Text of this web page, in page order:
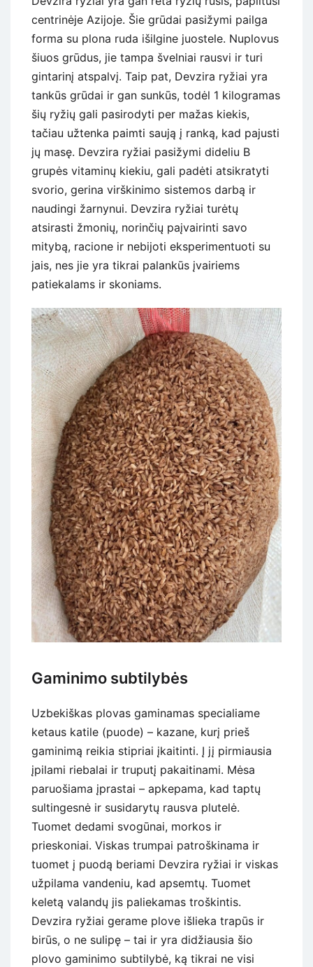
centrinėje Azijoje. Šie grūdai pasižymi pailga
forma su plona ruda išilgine juostele. Nuplovus
šiuos grūdus, jie tampa švelniai rausvi ir turi
gintarinį atspalvį. Taip pat, Devzira ryžiai yra
tankūs grūdai ir gan sunkūs, todėl 1 kilogramas
šių ryžių gali pasirodyti per mažas kiekis,
tačiau užtenka paimti saują į ranką, kad pajusti
jų masę. Devzira ryžiai pasižymi dideliu B
grupės vitaminų kiekiu, gali padėti atsikratyti
svorio, gerina virškinimo sistemos darbą ir
naudingi žarnynui. Devzira ryžiai turėtų
atsirasti žmonių, norinčių paįvairinti savo
mitybą, racione ir nebijoti eksperimentuoti su
jais, nes jie yra tikrai palankūs įvairiems
patiekalams ir skoniams.
Gaminimo subtilybės
Uzbekiškas plovas gaminamas specialiame
ketaus katile (puode) – kazane, kurį prieš
gaminimą reikia stipriai įkaitinti. Į jį pirmiausia
įpilami riebalai ir truputį pakaitinami. Mėsa
paruošiama įprastai – apkepama, kad taptų
sultingesnė ir susidarytų rausva plutelė.
Tuomet dedami svogūnai, morkos ir
prieskoniai. Viskas trumpai patroškinama ir
tuomet į puodą beriami Devzira ryžiai ir viskas
užpilama vandeniu, kad apsemtų. Tuomet
keletą valandų jis paliekamas troškintis.
Devzira ryžiai gerame plove išlieka trapūs ir
birūs, o ne sulipę – tai ir yra didžiausia šio
plovo gaminimo subtilybė, ką tikrai ne visi